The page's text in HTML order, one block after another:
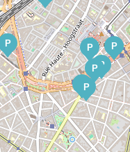
P P
PP
P P
P